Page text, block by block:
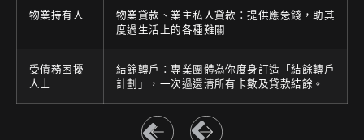
物業持有人
物業貸款、業主私人貸款：提供應急錢，助其
度過生活上的各種難關
受債務困擾
人士
結餘轉戶：專業團體為你度身訂造「結餘轉戶
計劃」，一次過還清所有卡數及貸款結餘。